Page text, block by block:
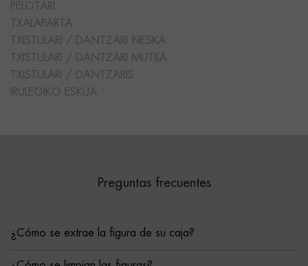
PELOTARI
TXALAPARTA
TXISTULARI / DANTZARI NESKA
TXISTULARI / DANTZARI MUTILA
TXISTULARI / DANTZARIS
IRULEGIKO ESKUA
Preguntas frecuentes
¿Cómo se extrae la figura de su caja?